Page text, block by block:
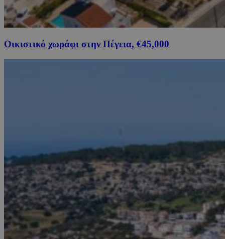
Οικιστικό χωράφι στην Πέγεια, €45,000